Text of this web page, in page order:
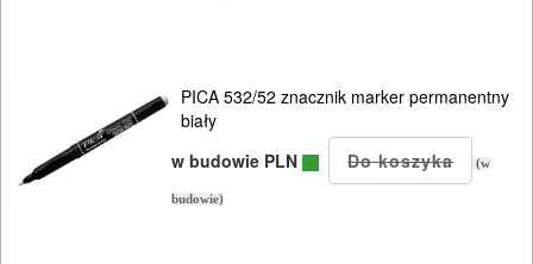
PICA 532/52 znacznik marker permanentny
biały
w budowie PLN
(w
budowie)